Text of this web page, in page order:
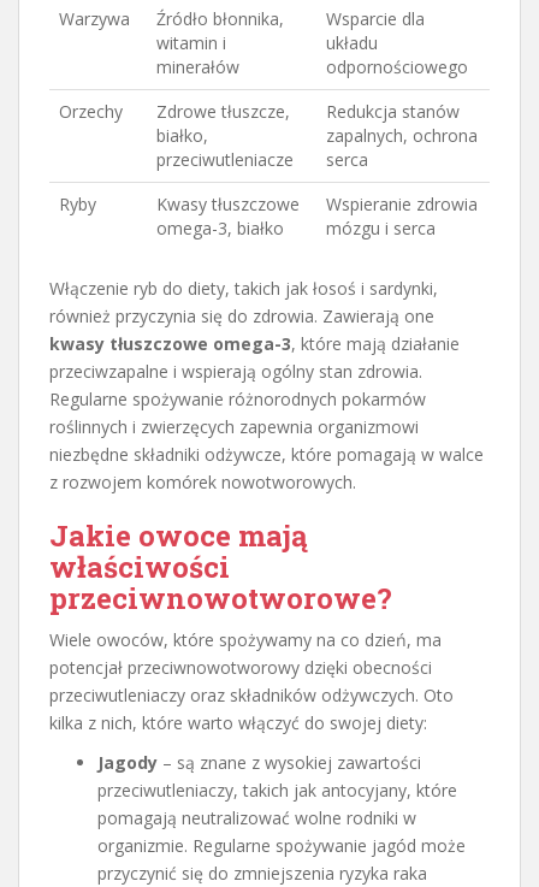
Warzywa
Źródło błonnika,
witamin i
minerałów
Wsparcie dla
układu
odpornościowego
Orzechy
Zdrowe tłuszcze,
białko,
przeciwutleniacze
Redukcja stanów
zapalnych, ochrona
serca
Ryby
Kwasy tłuszczowe
omega-3, białko
Wspieranie zdrowia
mózgu i serca
Włączenie ryb do diety, takich jak łosoś i sardynki,
również przyczynia się do zdrowia. Zawierają one
kwasy tłuszczowe omega-3, które mają działanie
przeciwzapalne i wspierają ogólny stan zdrowia.
Regularne spożywanie różnorodnych pokarmów
roślinnych i zwierzęcych zapewnia organizmowi
niezbędne składniki odżywcze, które pomagają w walce
z rozwojem komórek nowotworowych.
Jakie owoce mają
właściwości
przeciwnowotworowe?
Wiele owoców, które spożywamy na co dzień, ma
potencjał przeciwnowotworowy dzięki obecności
przeciwutleniaczy oraz składników odżywczych. Oto
kilka z nich, które warto włączyć do swojej diety:
Jagody – są znane z wysokiej zawartości
przeciwutleniaczy, takich jak antocyjany, które
pomagają neutralizować wolne rodniki w
organizmie. Regularne spożywanie jagód może
przyczynić się do zmniejszenia ryzyka raka